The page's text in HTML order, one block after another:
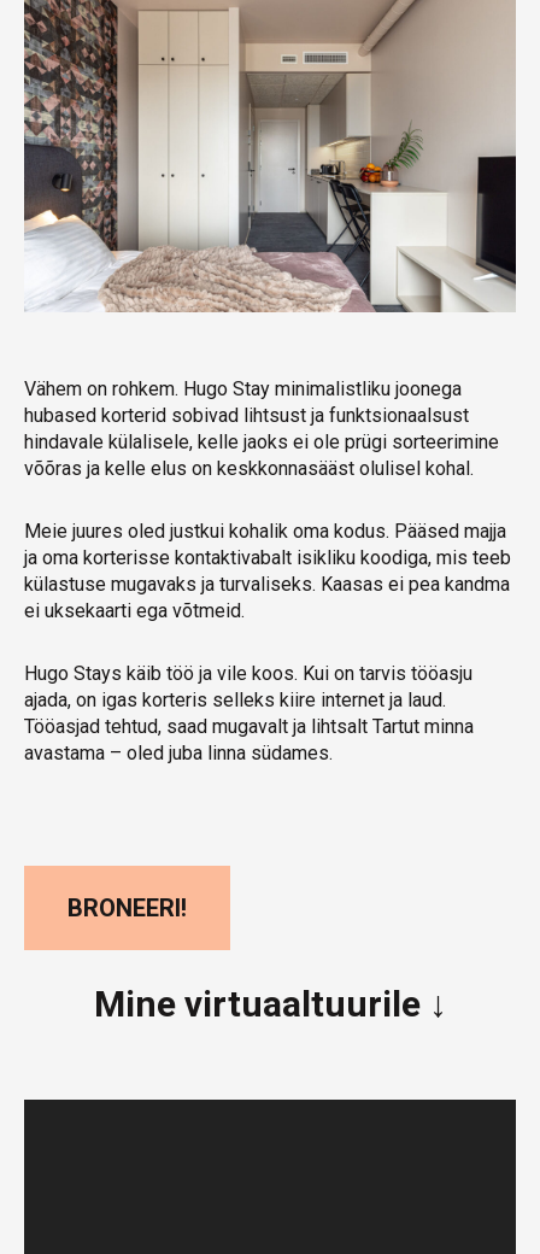
Vähem on rohkem. Hugo Stay minimalistliku joonega
hubased korterid sobivad lihtsust ja funktsionaalsust
hindavale külalisele, kelle jaoks ei ole prügi sorteerimine
võõras ja kelle elus on keskkonnasääst olulisel kohal.
Meie juures oled justkui kohalik oma kodus. Pääsed majja
ja oma korterisse kontaktivabalt isikliku koodiga, mis teeb
külastuse mugavaks ja turvaliseks. Kaasas ei pea kandma
ei uksekaarti ega võtmeid.
Hugo Stays käib töö ja vile koos. Kui on tarvis tööasju
ajada, on igas korteris selleks kiire internet ja laud.
Tööasjad tehtud, saad mugavalt ja lihtsalt Tartut minna
avastama – oled juba linna südames.
BRONEERI!
Mine virtuaaltuurile ↓